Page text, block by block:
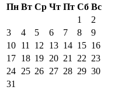
Пн Вт Ср Чт Пт Сб Вс
1
2
3
4 5 6 7 8
9
10 11 12 13 14 15 16
17 18 19 20 21 22 23
24 25 26 27 28 29 30
31